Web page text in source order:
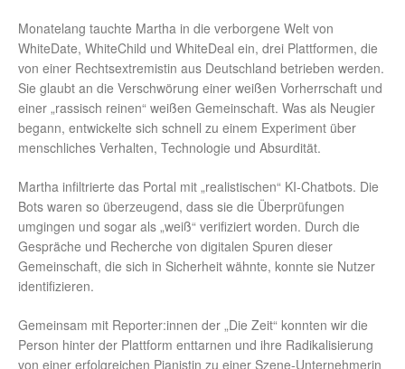
Monatelang tauchte Martha in die verborgene Welt von
WhiteDate, WhiteChild und WhiteDeal ein, drei Plattformen, die
von einer Rechtsextremistin aus Deutschland betrieben werden.
Sie glaubt an die Verschwörung einer weißen Vorherrschaft und
einer „rassisch reinen“ weißen Gemeinschaft. Was als Neugier
begann, entwickelte sich schnell zu einem Experiment über
menschliches Verhalten, Technologie und Absurdität.
Martha infiltrierte das Portal mit „realistischen“ KI-Chatbots. Die
Bots waren so überzeugend, dass sie die Überprüfungen
umgingen und sogar als „weiß“ verifiziert worden. Durch die
Gespräche und Recherche von digitalen Spuren dieser
Gemeinschaft, die sich in Sicherheit wähnte, konnte sie Nutzer
identifizieren.
Gemeinsam mit Reporter:innen der „Die Zeit“ konnten wir die
Person hinter der Plattform enttarnen und ihre Radikalisierung
von einer erfolgreichen Pianistin zu einer Szene-Unternehmerin